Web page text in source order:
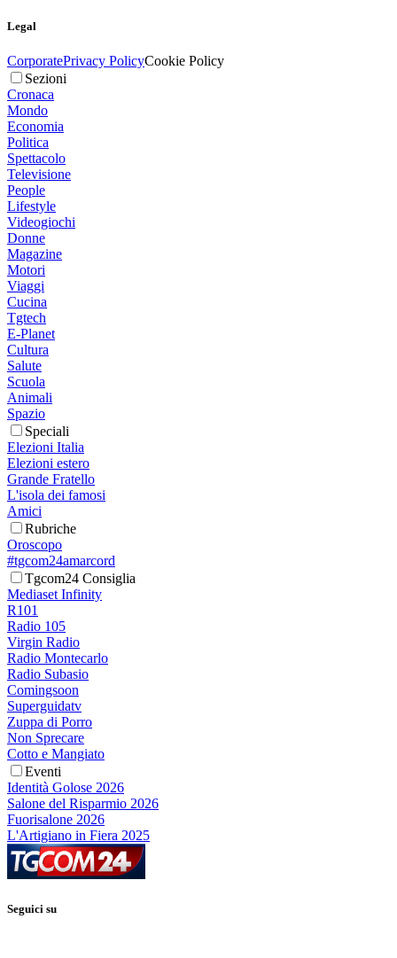
Legal
CorporatePrivacy PolicyCookie Policy
Sezioni
Cronaca
Mondo
Economia
Politica
Spettacolo
Televisione
People
Lifestyle
Videogiochi
Donne
Magazine
Motori
Viaggi
Cucina
Tgtech
E-Planet
Cultura
Salute
Scuola
Animali
Spazio
Speciali
Elezioni Italia
Elezioni estero
Grande Fratello
L'isola dei famosi
Amici
Rubriche
Oroscopo
#tgcom24amarcord
Tgcom24 Consiglia
Mediaset Infinity
R101
Radio 105
Virgin Radio
Radio Montecarlo
Radio Subasio
Comingsoon
Superguidatv
Zuppa di Porro
Non Sprecare
Cotto e Mangiato
Eventi
Identità Golose 2026
Salone del Risparmio 2026
Fuorisalone 2026
L'Artigiano in Fiera 2025
Seguici su